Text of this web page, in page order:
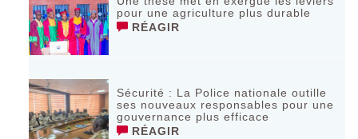
pour une agriculture plus durable
RÉAGIR
Sécurité : La Police nationale outille
ses nouveaux responsables pour une
gouvernance plus efficace
RÉAGIR